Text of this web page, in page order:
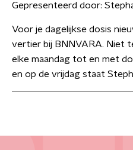
Gepresenteerd door:
Voor je dagelijkse dosis
vertier bij BNNVARA. Niet
elke maandag tot en met
en op de vrijdag staat